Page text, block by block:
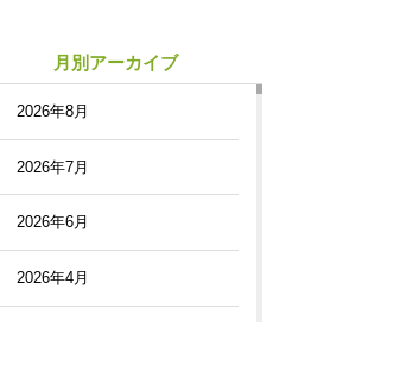
月別アーカイブ
2026年8月
2026年7月
2026年6月
2026年4月